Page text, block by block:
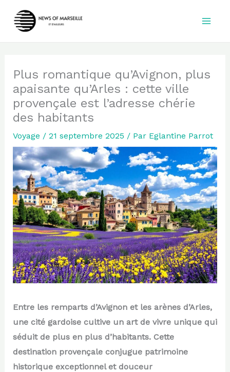
Plus romantique qu’Avignon, plus
apaisante qu’Arles : cette ville
provençale est l’adresse chérie
des habitants
Voyage / 21 septembre 2025 / Par Eglantine Parrot
Entre les remparts d’Avignon et les arènes d’Arles,
une cité gardoise cultive un art de vivre unique qui
séduit de plus en plus d’habitants. Cette
destination provençale conjugue patrimoine
historique exceptionnel et douceur